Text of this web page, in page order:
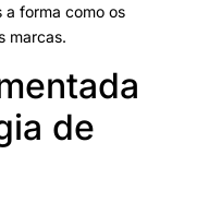
a forma como os
marcas.
de